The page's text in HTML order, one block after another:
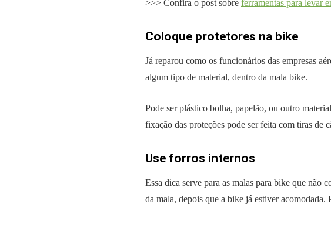
>>> Confira o post sobre ferramentas para levar
Coloque protetores na bike
Já reparou como os funcionários das empresas
algum tipo de material, dentro da mala bike.
Pode ser plástico bolha, papelão, ou outro
fixação das proteções pode ser feita com tiras de
Use forros internos
Essa dica serve para as malas para bike que não
da mala, depois que a bike já estiver acomodada.